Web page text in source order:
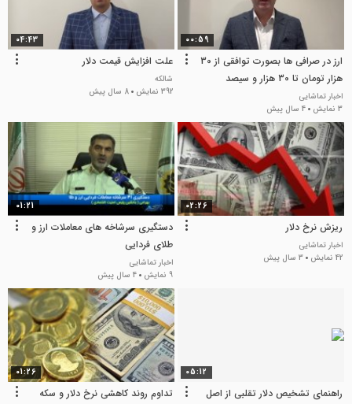
00:59
ارز در صرافی ها بصورت توافقی از 30
هزار تومان تا 30 هزار و سیصد
اخبار تماشایی
3 نمایش
4 سال پیش
04:43
علت افزایش قیمت دلار
شالکه
392 نمایش
8 سال پیش
02:26
ریزش نرخ دلار
اخبار تماشایی
42 نمایش
3 سال پیش
01:21
دستگیری سرشاخه های معاملات ارز و
طلای فردایی
اخبار تماشایی
9 نمایش
4 سال پیش
05:12
راهنمای تشخیص دلار تقلبی از اصل
01:26
تداوم روند کاهشی نرخ دلار و سکه